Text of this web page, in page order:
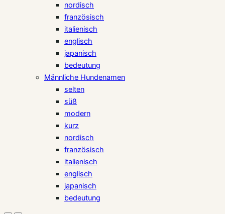
nordisch
französisch
italienisch
englisch
japanisch
bedeutung
Männliche Hundenamen
selten
süß
modern
kurz
nordisch
französisch
italienisch
englisch
japanisch
bedeutung